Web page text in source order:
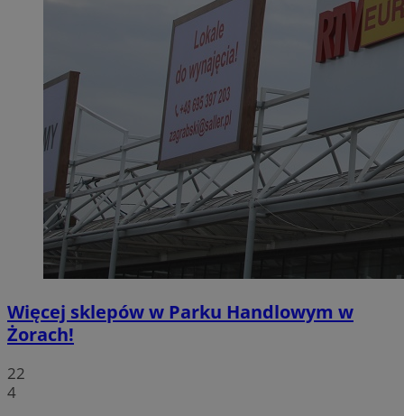
Więcej sklepów w Parku Handlowym w
Żorach!
22
4